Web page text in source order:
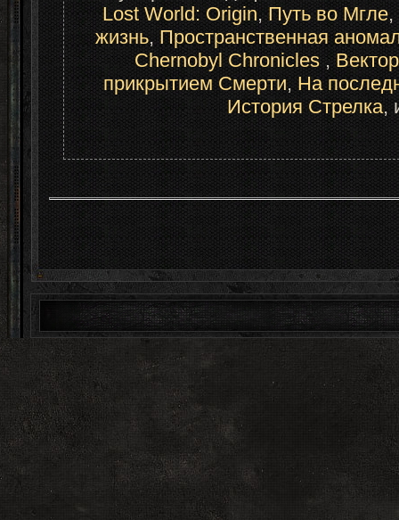
Lost World: Origin, Путь во Мгле,
жизнь, Пространственная
Chernobyl Chronicles ,
прикрытием Смерти, На
История Стрелка,